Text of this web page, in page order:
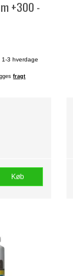
+300 -
3 hverdage
fragt
Køb